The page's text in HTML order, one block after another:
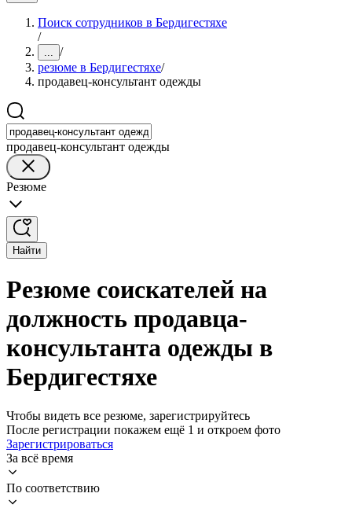
Поиск сотрудников в Бердигестяхе
/
... /
резюме в Бердигестяхе/
продавец-консультант одежды
продавец-консультант одежды
Резюме
Найти
Резюме соискателей на
должность продавца-
консультанта одежды в
Бердигестяхе
Чтобы видеть все резюме, зарегистрируйтесь
После регистрации покажем ещё 1 и откроем фото
Зарегистрироваться
За всё время
По соответствию